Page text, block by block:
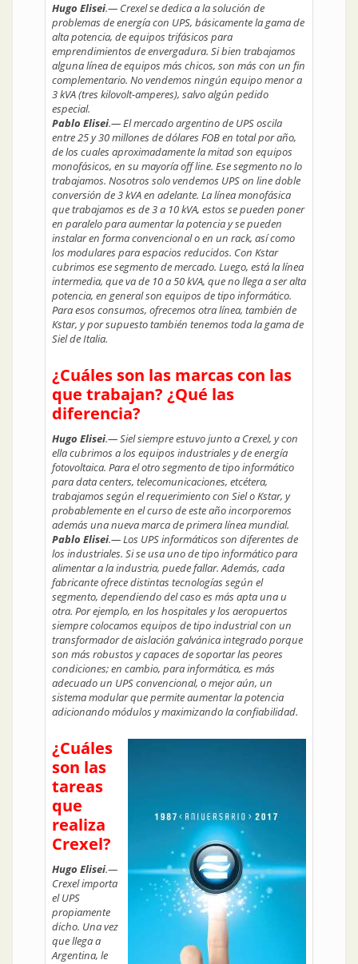
Hugo Elisei.— Crexel se dedica a la solución de
problemas de energía con UPS, básicamente la gama de
alta potencia, de equipos trifásicos para
emprendimientos de envergadura. Si bien trabajamos
alguna línea de equipos más chicos, son más con un fin
complementario. No vendemos ningún equipo menor a
3 kVA (tres kilovolt-amperes), salvo algún pedido
especial.
Pablo Elisei.— El mercado argentino de UPS oscila
entre 25 y 30 millones de dólares FOB en total por año,
de los cuales aproximadamente la mitad son equipos
monofásicos, en su mayoría off line. Ese segmento no lo
trabajamos. Nosotros solo vendemos UPS on line doble
conversión de 3 kVA en adelante. La línea monofásica
que trabajamos es de 3 a 10 kVA, estos se pueden poner
en paralelo para aumentar la potencia y se pueden
instalar en forma convencional o en un rack, así como
los modulares para espacios reducidos. Con Kstar
cubrimos ese segmento de mercado. Luego, está la línea
intermedia, que va de 10 a 50 kVA, que no llega a ser alta
potencia, en general son equipos de tipo informático.
Para esos consumos, ofrecemos otra línea, también de
Kstar, y por supuesto también tenemos toda la gama de
Siel de Italia.
¿Cuáles son las marcas con las
que trabajan? ¿Qué las
diferencia?
Hugo Elisei.— Siel siempre estuvo junto a Crexel, y con
ella cubrimos a los equipos industriales y de energía
fotovoltaica. Para el otro segmento de tipo informático
para data centers, telecomunicaciones, etcétera,
trabajamos según el requerimiento con Siel o Kstar, y
probablemente en el curso de este año incorporemos
además una nueva marca de primera línea mundial.
Pablo Elisei.— Los UPS informáticos son diferentes de
los industriales. Si se usa uno de tipo informático para
alimentar a la industria, puede fallar. Además, cada
fabricante ofrece distintas tecnologías según el
segmento, dependiendo del caso es más apta una u
otra. Por ejemplo, en los hospitales y los aeropuertos
siempre colocamos equipos de tipo industrial con un
transformador de aislación galvánica integrado porque
son más robustos y capaces de soportar las peores
condiciones; en cambio, para informática, es más
adecuado un UPS convencional, o mejor aún, un
sistema modular que permite aumentar la potencia
adicionando módulos y maximizando la confiabilidad.
¿Cuáles
son las
tareas
que
realiza
Crexel?
Hugo Elisei.—
Crexel importa
el UPS
propiamente
dicho. Una vez
que llega a
Argentina, le